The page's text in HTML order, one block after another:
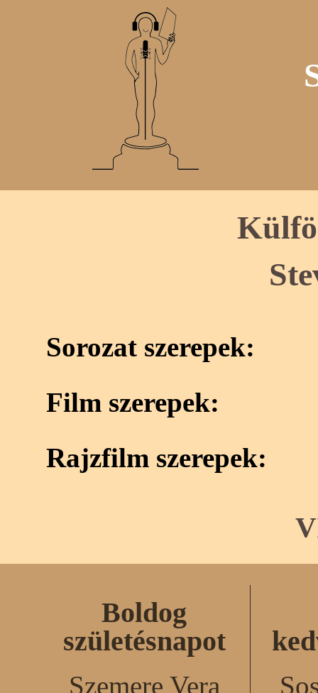
Sorozat szerepek:
Film szerepek:
Rajzfilm szerepek:
Boldog
születésnapot
Szemere Vera